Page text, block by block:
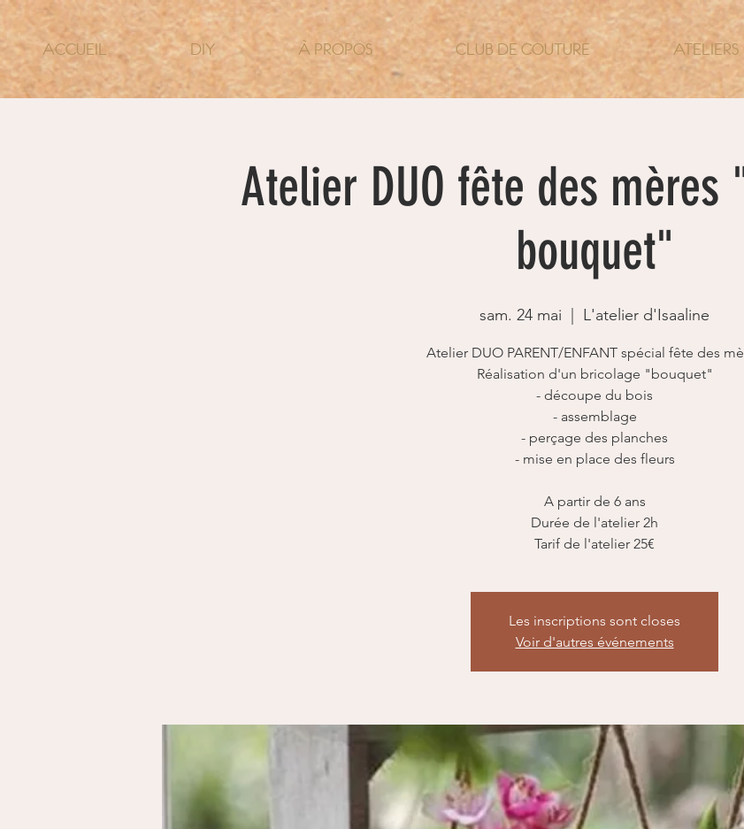
ACCUEIL DIY À PROPOS CLUB DE COUTURE ATELIERS
Atelier DUO fête des mères
bouquet"
sam. 24 mai L'atelier d'Isaaline
Atelier DUO PARENT/ENFANT spécial fête des
Réalisation d'un bricolage "bouquet"
- découpe du bois
- assemblage
- perçage des planches
- mise en place des fleurs
A partir de 6 ans
Durée de l'atelier 2h
Tarif de l'atelier 25€
Les inscriptions sont closes
Voir d'autres événements